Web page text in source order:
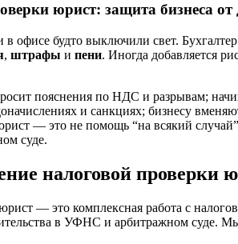
юрист: защита бизнеса
будто выключили свет.
, штрафы и пени. Иногда добавляется
пояснения по НДС и разрывам;
и санкциях; бизнесу
— это не помощь “на всякий
суде.
налоговой проверки
— это комплексная работа с
в УФНС и арбитражном суде.